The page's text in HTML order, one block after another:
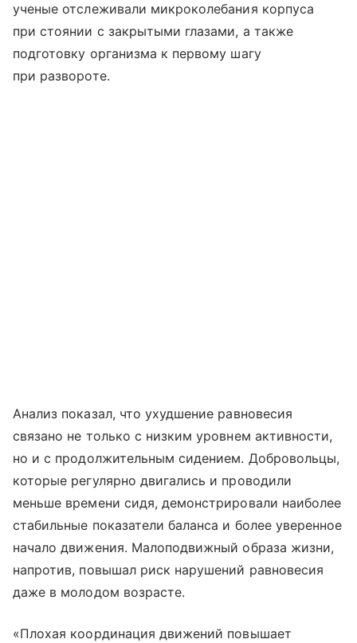
ученые отслеживали микроколебания корпуса
при стоянии с закрытыми глазами, а также
подготовку организма к первому шагу
при развороте.
Анализ показал, что ухудшение равновесия
связано не только с низким уровнем активности,
но и с продолжительным сидением. Добровольцы,
которые регулярно двигались и проводили
меньше времени сидя, демонстрировали наиболее
стабильные показатели баланса и более уверенное
начало движения. Малоподвижный образа жизни,
напротив, повышал риск нарушений равновесия
даже в молодом возрасте.
«Плохая координация движений повышает